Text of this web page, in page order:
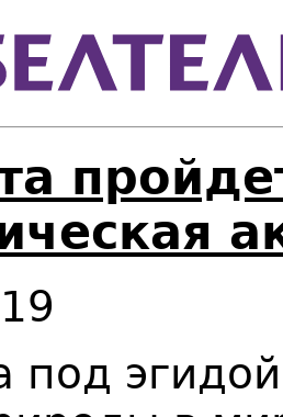
под